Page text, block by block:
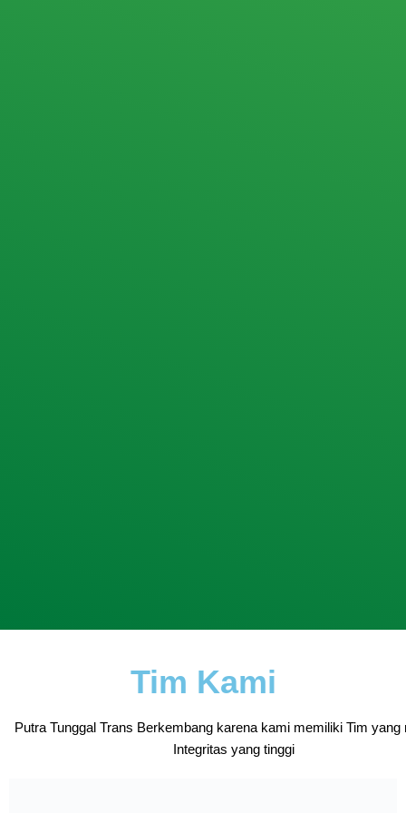
Tim Kami
Putra Tunggal Trans Berkembang karena kami memiliki Tim yang
Integritas yang tinggi